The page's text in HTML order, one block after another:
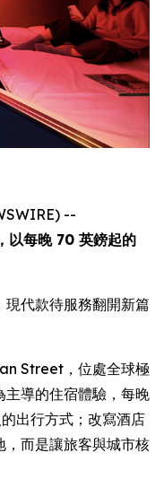
--
以每晚 70 英鎊起的
代款待服務翻開新篇
Street，位處全球極
主導的住宿體驗，每晚
出行方式；改寫酒店
，而是讓旅客與城市核